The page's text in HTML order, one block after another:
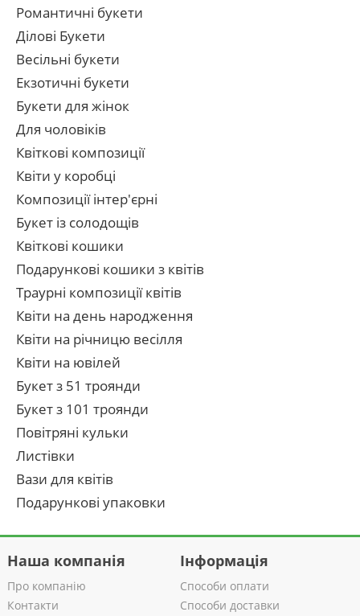
Романтичні букети
Ділові Букети
Весільні букети
Екзотичні букети
Букети для жінок
Для чоловіків
Квіткові композиції
Квіти у коробці
Композиції інтер'єрні
Букет із солодощів
Квіткові кошики
Подарункові кошики з квітів
Траурні композиції квітів
Квіти на день народження
Квіти на річницю весілля
Квіти на ювілей
Букет з 51 троянди
Букет з 101 троянди
Повітряні кульки
Листівки
Вази для квітів
Подарункові упаковки
Наша компанія
Про компанію
Контакти
Інформація
Способи оплати
Способи доставки